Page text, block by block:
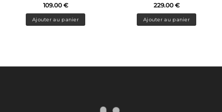
Note5sur
5
109.00 €
Ajouter au panier
Note5sur
5
229.00 €
Ajouter au panier